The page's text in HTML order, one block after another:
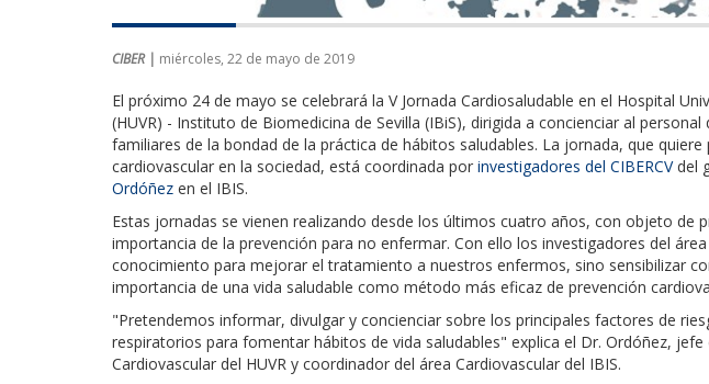
CIBER | miércoles, 22 de mayo de 2019
El próximo 24 de mayo se celebrará la V Jornada Cardiosaludable en el Hospital
(HUVR) - Instituto de Biomedicina de Sevilla (IBiS), dirigida a concienciar al
familiares de la bondad de la práctica de hábitos saludables. La jornada, que
cardiovascular en la sociedad, está coordinada por investigadores del CIBERCVdel
Ordóñez en el IBIS.
Estas jornadas se vienen realizando desde los últimos cuatro años, con objeto de
importancia de la prevención para no enfermar. Con ello los investigadores del
conocimiento para mejorar el tratamiento a nuestros enfermos, sino sensibilizar
importancia de una vida saludable como método más eficaz de prevención
"Pretendemos informar, divulgar y concienciar sobre los principales factores de
respiratorios para fomentar hábitos de vida saludables" explica el Dr. Ordóñez, jefe
Cardiovascular del HUVR y coordinador del área Cardiovascular del IBIS.